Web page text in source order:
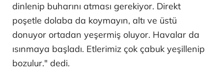
dinlenip buharını atması gerekiyor. Direkt
poşetle dolaba da koymayın, altı ve üstü
donuyor ortadan yeşermiş oluyor. Havalar da
ısınmaya başladı. Etlerimiz çok çabuk yeşillenip
bozulur." dedi.